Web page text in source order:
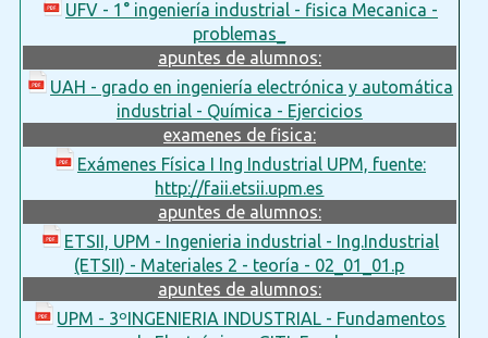
UFV - 1° ingeniería industrial - fisica Mecanica -
problemas_
apuntes de alumnos:
UAH - grado en ingeniería electrónica y automática
industrial - Química - Ejercicios
examenes de fisica:
Exámenes Física I Ing Industrial UPM, fuente:
http://faii.etsii.upm.es
apuntes de alumnos:
ETSII, UPM - Ingenieria industrial - Ing.Industrial
(ETSII) - Materiales 2 - teoría - 02_01_01.p
apuntes de alumnos:
UPM - 3ºINGENIERIA INDUSTRIAL - Fundamentos